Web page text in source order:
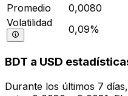
Promedio
0,0080
Volatilidad
0,09%
BDT a USD
Durante los últimos 7